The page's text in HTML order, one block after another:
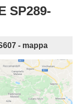
SP289-
- mappa